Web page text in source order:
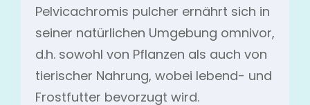
Pelvicachromis pulcher ernährt sich in
seiner natürlichen Umgebung omnivor,
d.h. sowohl von Pflanzen als auch von
tierischer Nahrung, wobei lebend- und
Frostfutter bevorzugt wird.